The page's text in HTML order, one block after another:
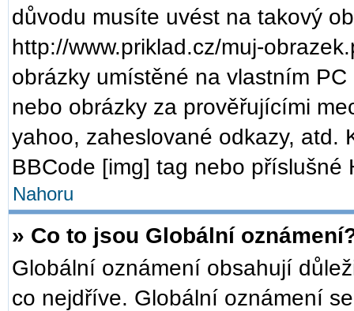
důvodu musíte uvést na takový
http://www.priklad.cz/muj-
obrázky umístěné na vlastním
nebo obrázky za prověřujícími
yahoo, zaheslované odkazy, atd.
BBCode [img] tag nebo příslušné
Nahoru
» Co to jsou Globální
Globální oznámení obsahují
co nejdříve. Globální oznámení